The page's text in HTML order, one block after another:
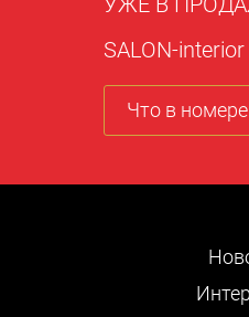
SALON-
Что в номере